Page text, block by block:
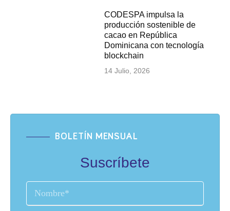
CODESPA impulsa la
producción sostenible de
cacao en República
Dominicana con tecnología
blockchain
14 Julio, 2026
BOLETÍN MENSUAL
Suscríbete